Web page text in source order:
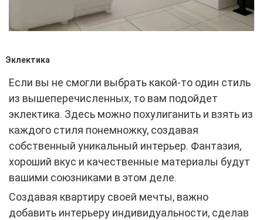
Эклектика
Если вы не смогли выбрать какой-то один стиль
из вышеперечисленных, то вам подойдет
эклектика. Здесь можно похулиганить и взять из
каждого стиля понемножку, создавая
собственный уникальный интерьер. Фантазия,
хороший вкус и качественные материалы будут
вашими союзниками в этом деле.
Создавая квартиру своей мечты, важно
добавить интерьеру индивидуальности, сделав